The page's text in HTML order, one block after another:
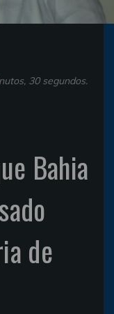
30 segundos.
Bahia
de